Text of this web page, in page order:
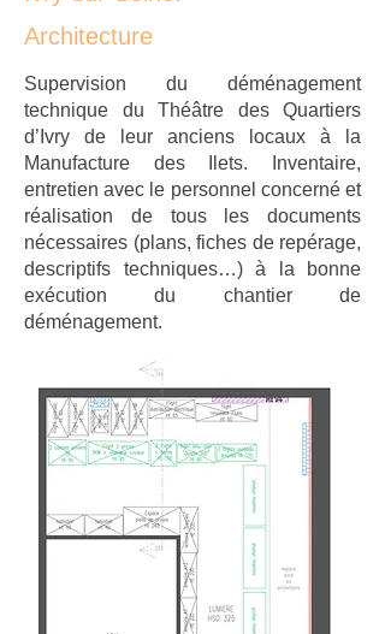
Architecture
Supervision du déménagement
technique du Théâtre des Quartiers
d’Ivry de leur anciens locaux à la
Manufacture des Ilets. Inventaire,
entretien avec le personnel concerné et
réalisation de tous les documents
nécessaires (plans, fiches de repérage,
descriptifs techniques…) à la bonne
exécution du chantier de
déménagement.